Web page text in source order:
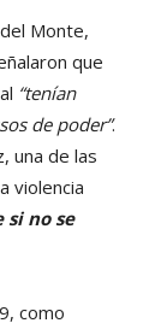
Monte,
que
“tenían
de poder”.
una de las
violencia
no se
como